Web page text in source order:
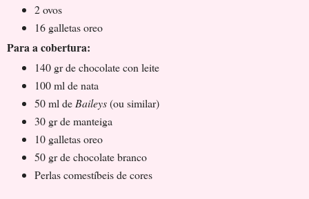
2 ovos
16 galletas oreo
Para a cobertura:
140 gr de chocolate con leite
100 ml de nata
50 ml de Baileys(ou similar)
30 gr de manteiga
10 galletas oreo
50 gr de chocolate branco
Perlas comestíbeis de cores